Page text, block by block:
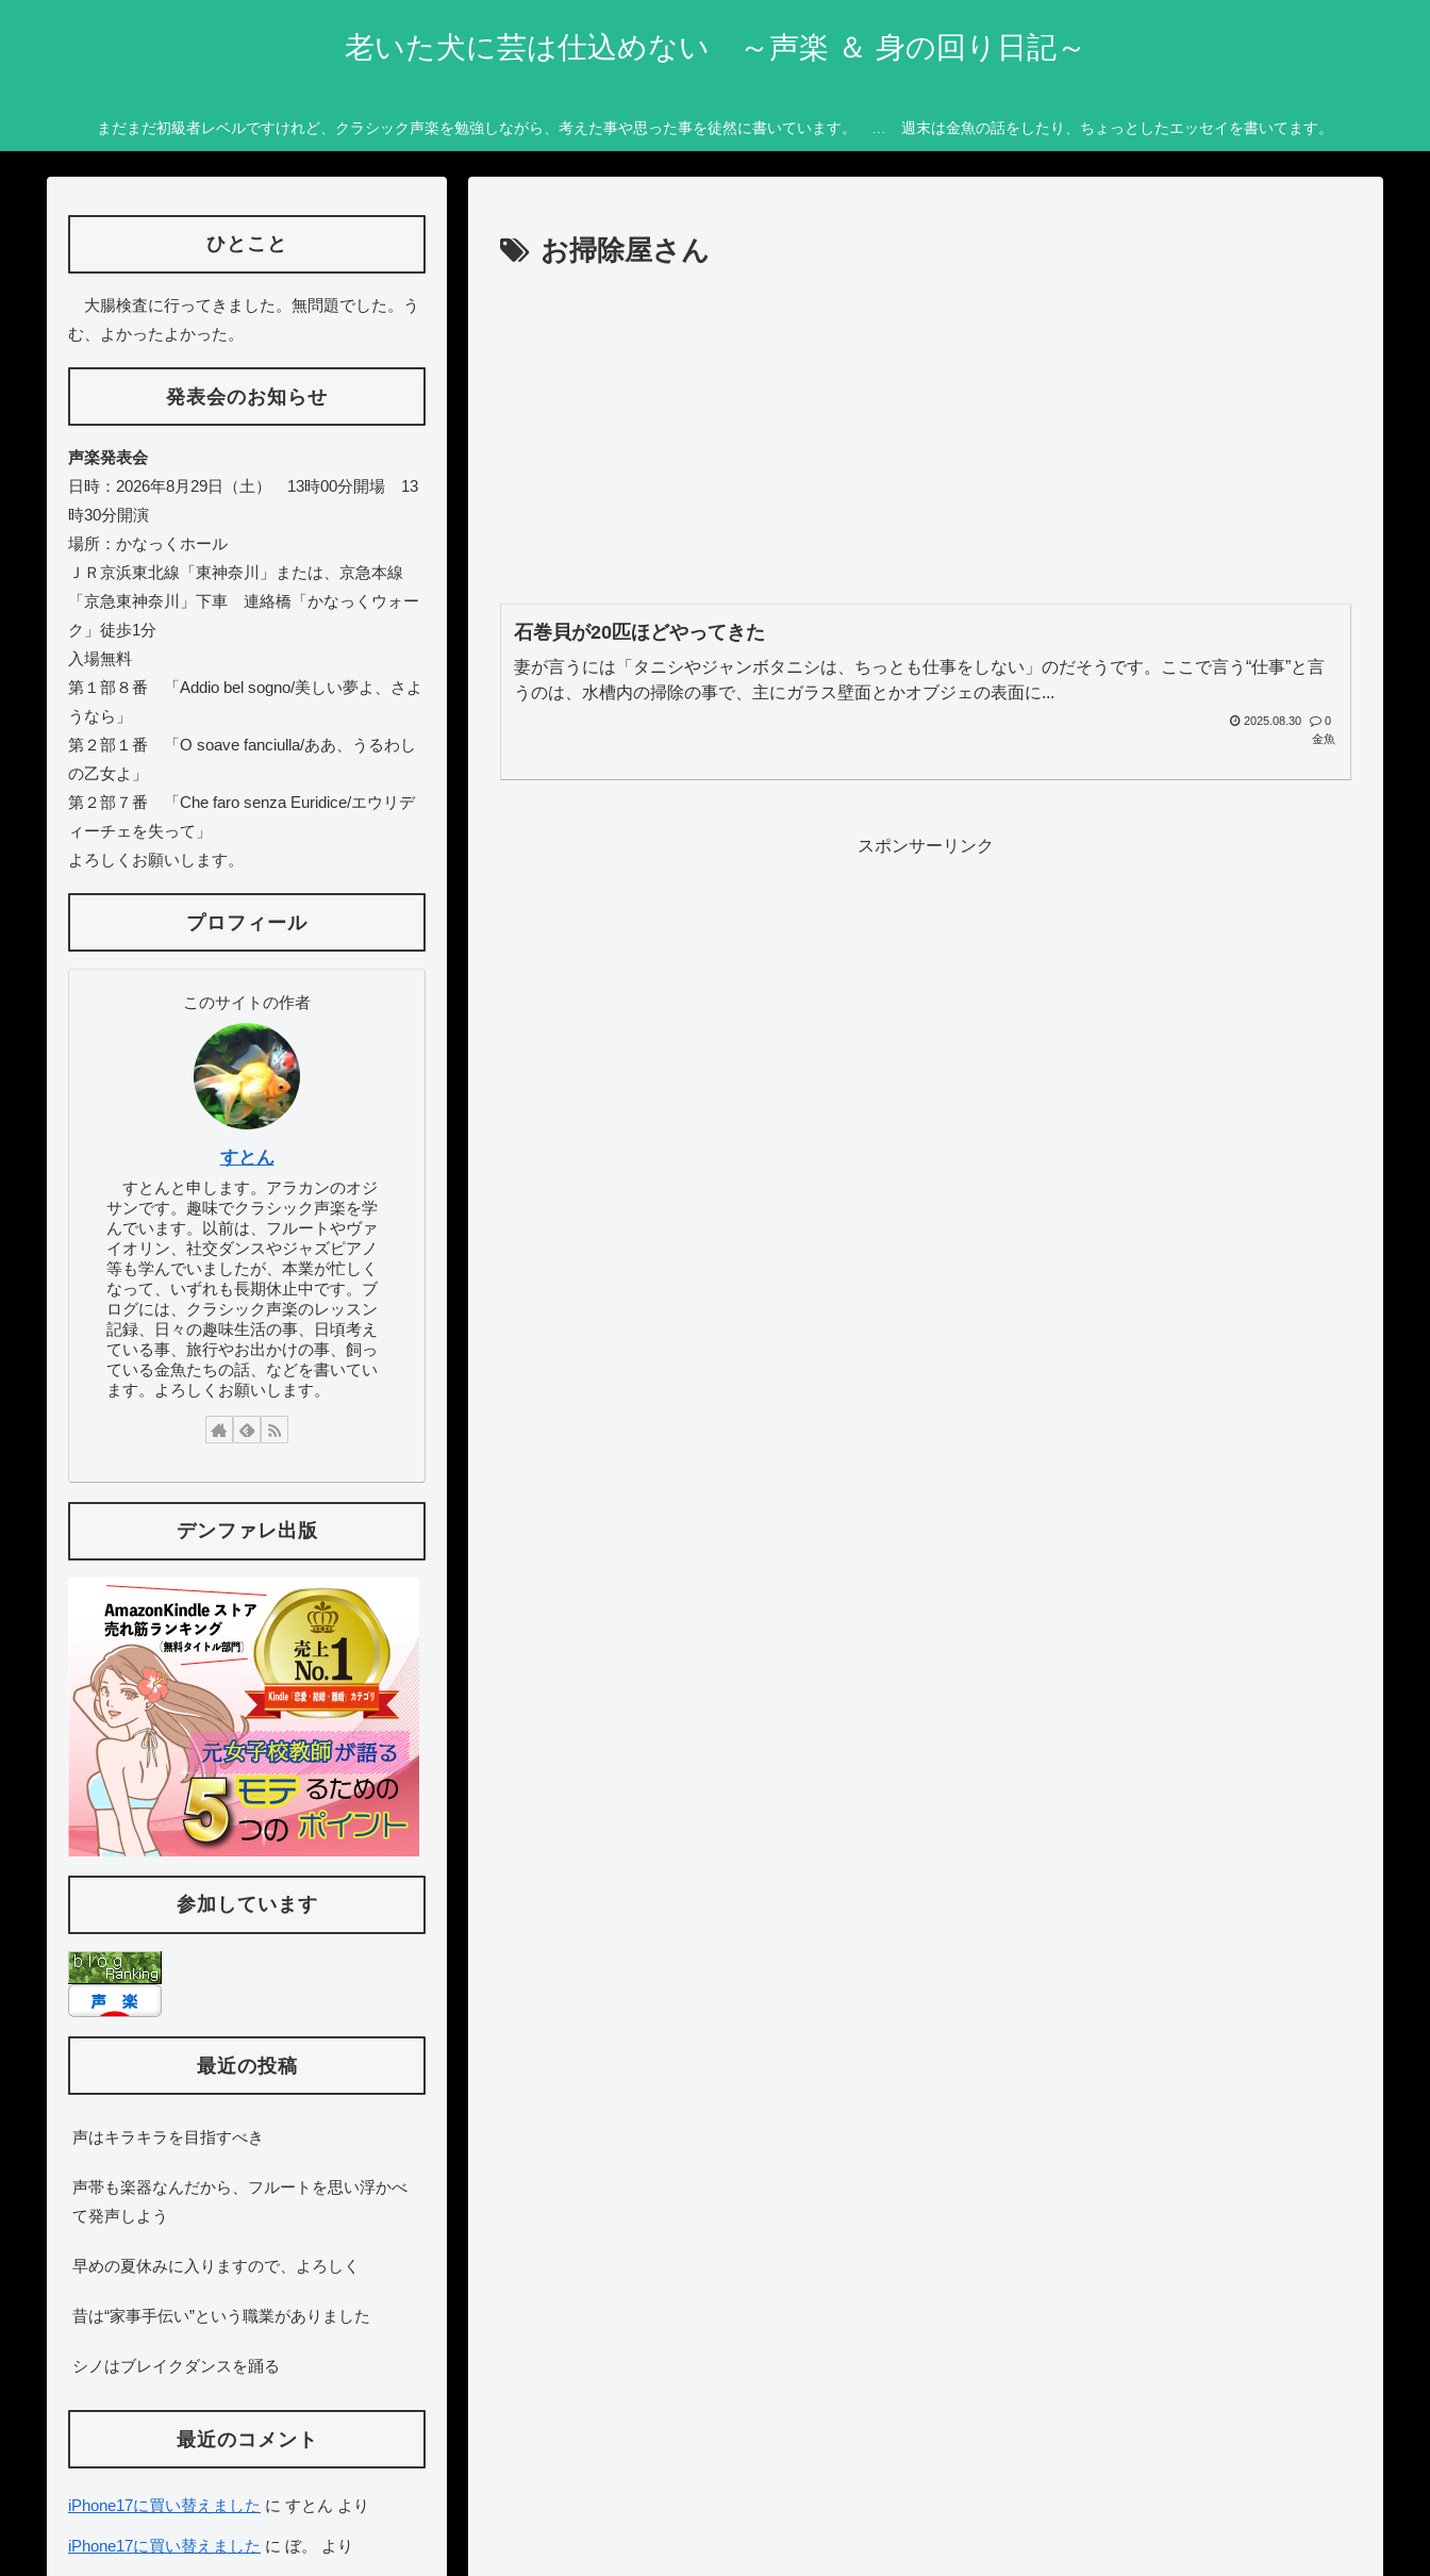
老いた犬に芸は仕込めない ～声楽 ＆ 身の回り日記～
まだまだ初級者レベルですけれど、クラシック声楽を勉強しながら、考えた事や思った事を徒然に書いています。 … 週末は金魚の話をしたり、ちょっとしたエッセイを書いてます。
お掃除屋さん
石巻貝が20匹ほどやってきた
妻が言うには「タニシやジャンボタニシは、ちっとも仕事をしない」のだそうです。ここで言う“仕事”と言
うのは、水槽内の掃除の事で、主にガラス壁面とかオブジェの表面に...
2025.08.30
0
金魚
スポンサーリンク
ひとこと
大腸検査に行ってきました。無問題でした。う
む、よかったよかった。
発表会のお知らせ
声楽発表会
日時：2026年8月29日（土） 13時00分開場 13
時30分開演
場所：かなっくホール
ＪＲ京浜東北線「東神奈川」または、京急本線
「京急東神奈川」下車 連絡橋「かなっくウォー
ク」徒歩1分
入場無料
第１部８番 「Addio bel sogno/美しい夢よ、さよ
うなら」
第２部１番 「O soave fanciulla/ああ、うるわし
の乙女よ」
第２部７番 「Che faro senza Euridice/エウリデ
ィーチェを失って」
よろしくお願いします。
プロフィール
このサイトの作者
すとん
すとんと申します。アラカンのオジ
サンです。趣味でクラシック声楽を学
んでいます。以前は、フルートやヴァ
イオリン、社交ダンスやジャズピアノ
等も学んでいましたが、本業が忙しく
なって、いずれも長期休止中です。ブ
ログには、クラシック声楽のレッスン
記録、日々の趣味生活の事、日頃考え
ている事、旅行やお出かけの事、飼っ
ている金魚たちの話、などを書いてい
ます。よろしくお願いします。
デンファレ出版
参加しています
最近の投稿
声はキラキラを目指すべき
声帯も楽器なんだから、フルートを思い浮かべ
て発声しよう
早めの夏休みに入りますので、よろしく
昔は“家事手伝い”という職業がありました
シノはブレイクダンスを踊る
最近のコメント
iPhone17に買い替えました に すとん より
iPhone17に買い替えました に ぼ。 より